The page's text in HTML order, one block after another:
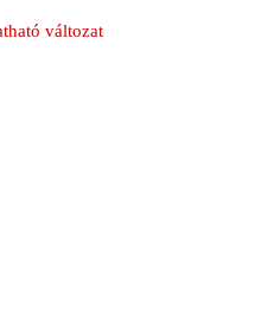
változat